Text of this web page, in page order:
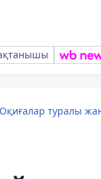
Оқиғалар туралы